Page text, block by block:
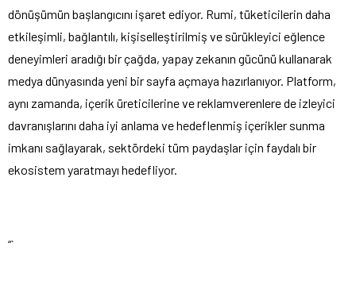
dönüşümün başlangıcını işaret ediyor. Rumi, tüketicilerin daha
etkileşimli, bağlantılı, kişiselleştirilmiş ve sürükleyici eğlence
deneyimleri aradığı bir çağda, yapay zekanın gücünü kullanarak
medya dünyasında yeni bir sayfa açmaya hazırlanıyor. Platform,
aynı zamanda, içerik üreticilerine ve reklamverenlere de izleyici
davranışlarını daha iyi anlama ve hedeflenmiş içerikler sunma
imkanı sağlayarak, sektördeki tüm paydaşlar için faydalı bir
ekosistem yaratmayı hedefliyor.
“`